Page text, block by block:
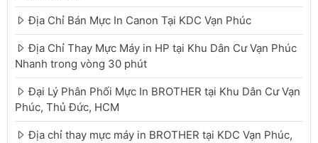
Địa Chỉ Bán Mực In Canon Tại KDC Vạn Phúc
Địa Chỉ Thay Mực Máy in HP tại Khu Dân Cư Vạn Phúc
Nhanh trong vòng 30 phút
Đại Lý Phân Phối Mực In BROTHER tại Khu Dân Cư Vạn
Phúc, Thủ Đức, HCM
Địa chỉ thay mực máy in BROTHER tại KDC Vạn Phúc,